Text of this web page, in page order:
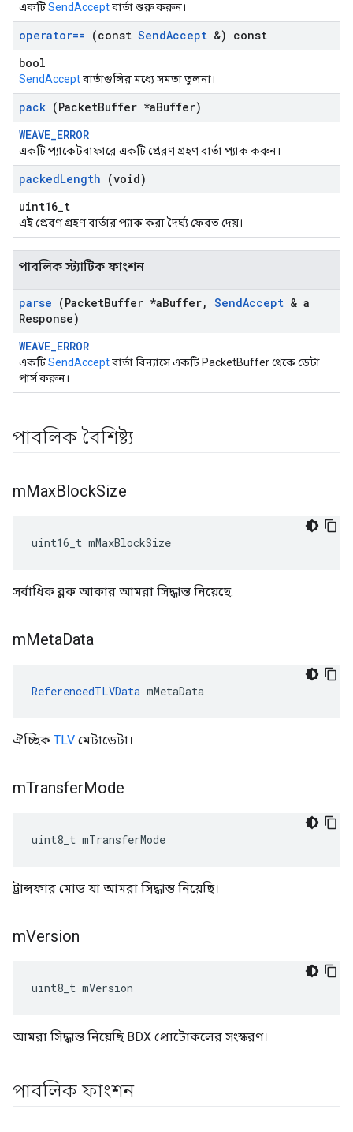
একটিSendAcceptবার্তা শুরু করুন।
operator== (const SendAccept &) const
bool
SendAcceptবার্তাগুলির মধ্যে সমতা তুলনা।
pack (PacketBuffer *aBuffer)
WEAVE_ERROR
একটি প্যাকেটবাফারে একটি প্রেরণ গ্রহণ বার্তা প্যাক করুন।
packedLength (void)
uint16_t
এই প্রেরণ গ্রহণ বার্তার প্যাক করা দৈর্ঘ্য ফেরত দেয়।
পাবলিক স্ট্যাটিক ফাংশন
parse (PacketBuffer *aBuffer, SendAccept & a
Response)
WEAVE_ERROR
একটিSendAcceptবার্তা বিন্যাসে একটি PacketBuffer থেকে ডেটা
পার্স করুন।
পাবলিক বৈশিষ্ট্য
mMaxBlockSize
uint16_t mMaxBlockSize
সর্বাধিক ব্লক আকার আমরা সিদ্ধান্ত নিয়েছে.
mMetaData
ReferencedTLVData mMetaData
ঐচ্ছিক TLV মেটাডেটা।
mTransferMode
uint8_t mTransferMode
ট্রান্সফার মোড যা আমরা সিদ্ধান্ত নিয়েছি।
mVersion
uint8_t mVersion
আমরা সিদ্ধান্ত নিয়েছি BDX প্রোটোকলের সংস্করণ।
পাবলিক ফাংশন